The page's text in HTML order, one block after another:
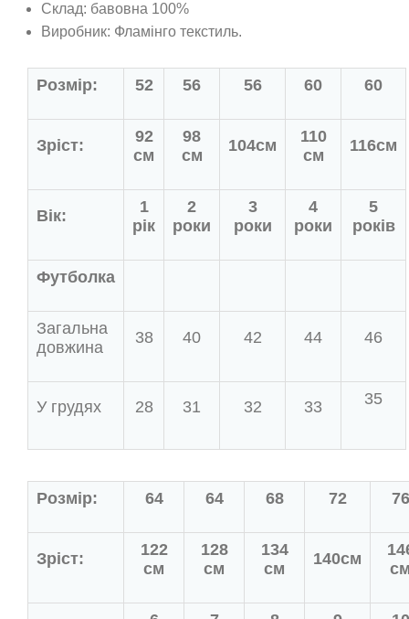
Склад: бавовна 100%
Виробник: Фламінго текстиль.
Розмір: 52 56 56 60 60
Зріст:
92
см
98
см
104см
110
см
116см
Вік:
1
рік
2
роки
3
роки
4
роки
5
років
Футболка
Загальна
довжина
38 40 42 44 46
У грудях 28 31 32 33 35
Розмір: 64 64 68 72 76
Зріст:
122
см
128
см
134
см
140см